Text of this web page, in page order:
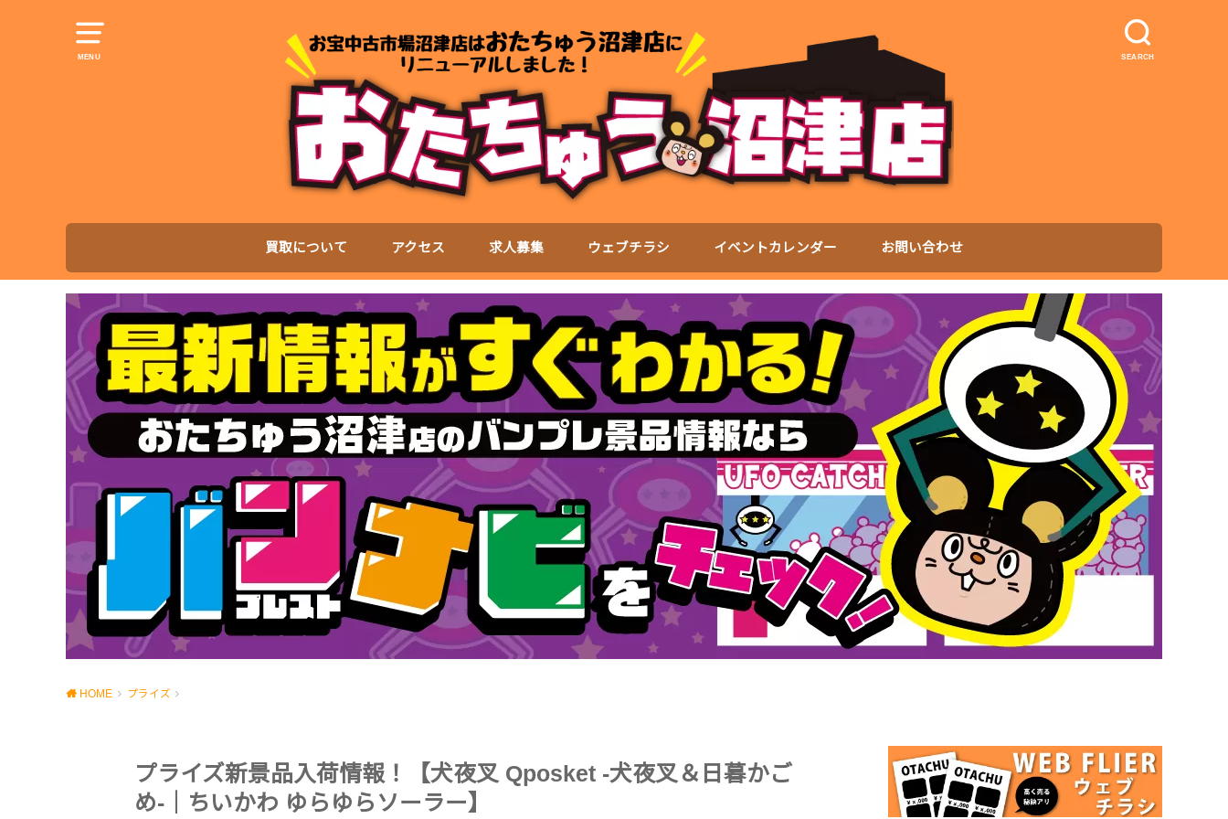
MENU SEARCH
買取について アクセス 求人募集 ウェブチラシ イベントカレンダー お問い合わせ
HOME プライズ
プライズ新景品入荷情報！【犬夜叉 Qposket -犬夜叉＆日暮かご
め-｜ちいかわ ゆらゆらソーラー】